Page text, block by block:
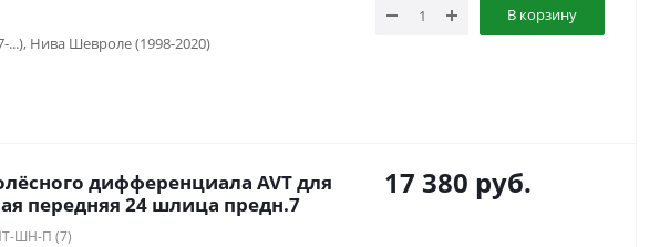
...), Нива Шевроле (1998-2020)
В корзину
дифференциала AVT для
передняя 24 шлица предн.7
ШН-П (7)
17 380 руб.